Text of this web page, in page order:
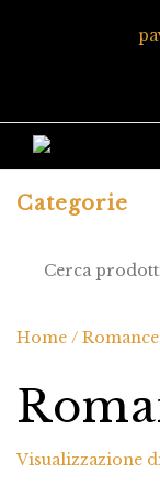
Categorie
Home / Romance
Visualizzazione